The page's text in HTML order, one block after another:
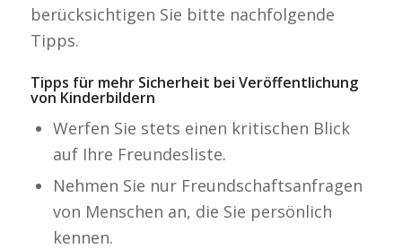
berücksichtigen Sie bitte nachfolgende
Tipps.
Tipps für mehr Sicherheit bei Veröffentlichung
von Kinderbildern
Werfen Sie stets einen kritischen Blick
auf Ihre Freundesliste.
Nehmen Sie nur Freundschaftsanfragen
von Menschen an, die Sie persönlich
kennen.